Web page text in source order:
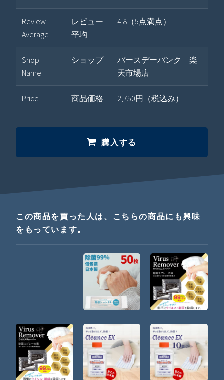
Review
Average
レビュー
平均
4.8（5点満点）
Shop
Name
ショップ
バースデーバンク 楽
天市場店
Price 商品価格 2,750円（税込み）
購入する
この商品を買った人は、こちらの商品にも興味
をもっています。